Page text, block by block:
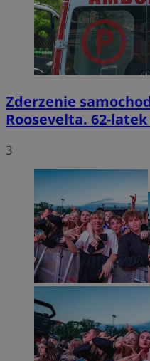
Zderzenie
Roosevelta. 62-
3